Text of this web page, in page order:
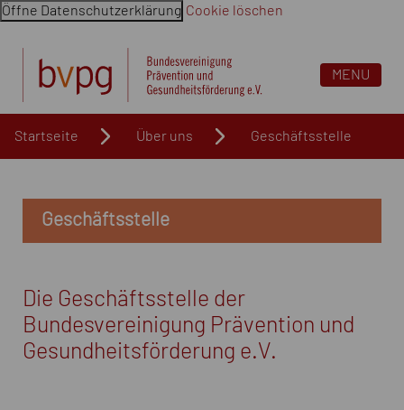
Öffne Datenschutzerklärung Cookie löschen
MENU
Startseite Über uns Geschäftsstelle
Geschäftsstelle
Die Geschäftsstelle der
Bundesvereinigung Prävention und
Gesundheitsförderung e.V.